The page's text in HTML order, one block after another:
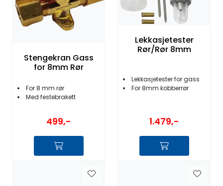
Stengekran Gass
for 8mm Rør
For 8 mm rør
Med festebrakett
499,-
Lekkasjetester
Rør/Rør 8mm
Lekkasjetester for gass
For 8mm kobberrør
1.479,-
Båtpleie/Opplag
Seil